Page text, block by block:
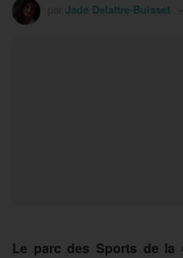
Jade Delattre-Buisset
Le parc des Sports de la